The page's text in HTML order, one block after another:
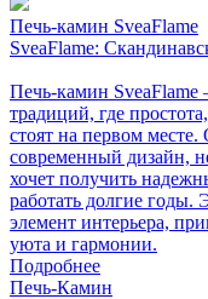
Печь-камин SveaFlame
SveaFlame:
Печь-камин
традиций, где
стоят на первом месте.
современный дизайн,
хочет получить
работать долгие годы.
элемент интерьера,
уюта и гармонии.
Подробнее
Печь-Камин